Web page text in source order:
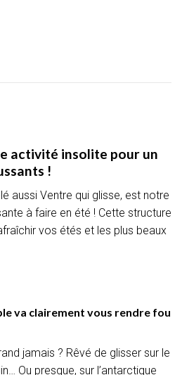
activité insolite pour un
!
aussi Ventre qui glisse, est notre
à faire en été ! Cette structure
vos étés et les plus beaux
va clairement vous rendre fou
jamais ? Rêvé de glisser sur le
Ou presque, sur l’antarctique